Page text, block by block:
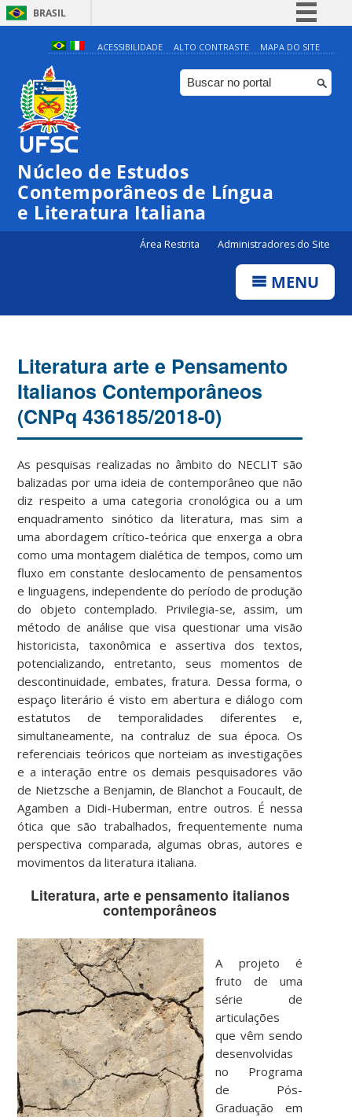
BRASIL
Simplifique!
Comunica BR
Participe
ACESSIBILIDADE ALTO CONTRASTE MAPA DO SITE
Núcleo de Estudos
Contemporâneos de Língua
e Literatura Italiana
Área Restrita Administradores do Site
MENU
Literatura arte e Pensamento
Italianos Contemporâneos
(CNPq 436185/2018-0)
As pesquisas realizadas no âmbito do NECLIT são
balizadas por uma ideia de contemporâneo que não
diz respeito a uma categoria cronológica ou a um
enquadramento sinótico da literatura, mas sim a
uma abordagem crítico-teórica que enxerga a obra
como uma montagem dialética de tempos, como um
fluxo em constante deslocamento de pensamentos
e linguagens, independente do período de produção
do objeto contemplado. Privilegia-se, assim, um
método de análise que visa questionar uma visão
historicista, taxonômica e assertiva dos textos,
potencializando, entretanto, seus momentos de
descontinuidade, embates, fratura. Dessa forma, o
espaço literário é visto em abertura e diálogo com
estatutos de temporalidades diferentes e,
simultaneamente, na contraluz de sua época. Os
referenciais teóricos que norteiam as investigações
e a interação entre os demais pesquisadores vão
de Nietzsche a Benjamin, de Blanchot a Foucault, de
Agamben a Didi-Huberman, entre outros. É nessa
ótica que são trabalhados, frequentemente numa
perspectiva comparada, algumas obras, autores e
movimentos da literatura italiana.
Literatura, arte e pensamento italianos
contemporâneos
A projeto é
fruto de uma
série de
articulações
que vêm sendo
desenvolvidas
no Programa
de Pós-
Graduação em